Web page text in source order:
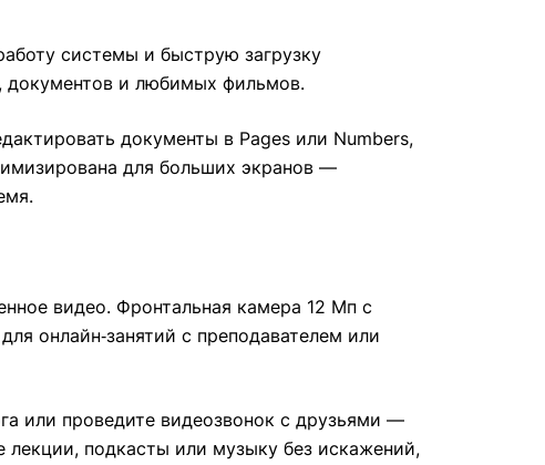
системы и быструю загрузку
документов и любимых фильмов.
документы в Pages или Numbers,
для больших экранов —
видео. Фронтальная камера 12 Мп с
онлайн‑занятий с преподавателем или
или проведите видеозвонок с друзьями —
подкасты или музыку без искажений,